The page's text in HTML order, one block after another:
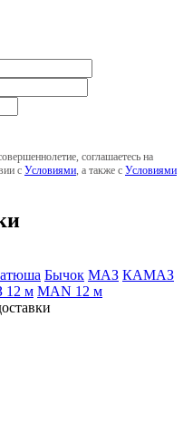
соглашаетесь на
с Условиями , а также с Условиями
Бычок МАЗ КАМАЗ
м MAN 12 м